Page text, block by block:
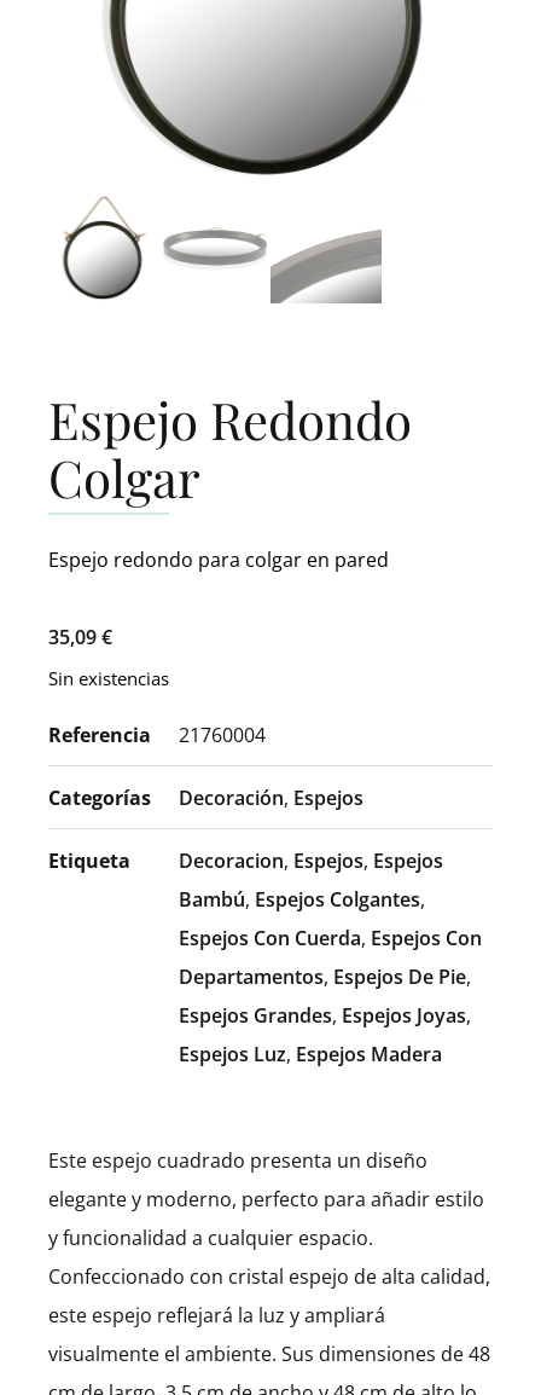
Espejo Redondo
Colgar
Espejo redondo para colgar en pared
35,09€
Sin existencias
Referencia 21760004
Categorías Decoración, Espejos
Etiqueta Decoracion, Espejos, Espejos
Bambú, Espejos Colgantes,
Espejos Con Cuerda, Espejos Con
Departamentos, Espejos De Pie,
Espejos Grandes, Espejos Joyas,
Espejos Luz, Espejos Madera
Este espejo cuadrado presenta un diseño
elegante y moderno, perfecto para añadir estilo
y funcionalidad a cualquier espacio.
Confeccionado con cristal espejo de alta calidad,
este espejo reflejará la luz y ampliará
visualmente el ambiente. Sus dimensiones de 48